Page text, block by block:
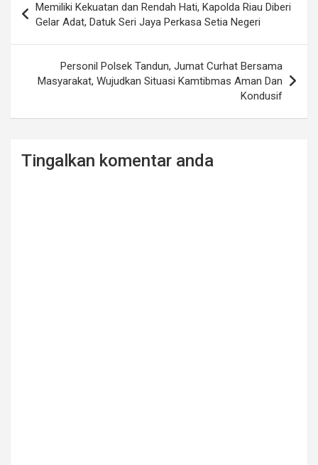
navigation
Memiliki Kekuatan dan Rendah Hati, Kapolda Riau Diberi
Gelar Adat, Datuk Seri Jaya Perkasa Setia Negeri
Personil Polsek Tandun, Jumat Curhat Bersama
Masyarakat, Wujudkan Situasi Kamtibmas Aman Dan
Kondusif
Tingalkan komentar anda